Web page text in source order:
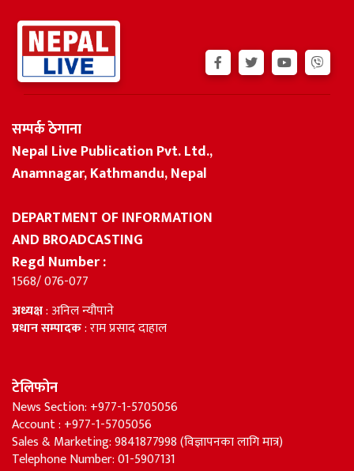
सम्पर्क ठेगाना
Nepal Live Publication Pvt. Ltd.,
Anamnagar, Kathmandu, Nepal
DEPARTMENT OF INFORMATION
AND BROADCASTING
Regd Number :
1568/ 076-077
अध्यक्ष: अनिल न्यौपाने
प्रधान सम्पादक: राम प्रसाद दाहाल
टेलिफोन
News Section: +977-1-5705056
Account : +977-1-5705056
Sales & Marketing: 9841877998 (विज्ञापनका लागि मात्र)
Telephone Number: 01-5907131